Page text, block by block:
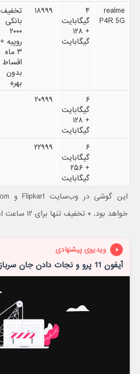
realme
P4R 5G
۴
گیگابایت
+ ۱۲۸
گیگابایت
۱۸۹۹۹
تخفیف
بانکی
۲۰۰۰
روپیه +
۳ ماه
اقساط
بدون
بهره
۶
گیگابایت
+ ۱۲۸
گیگابایت
۲۰۹۹۹
۶
گیگابایت
+ ۲۵۶
گیگابایت
۲۲۹۹۹
خواهد بود. * تخفیف تنها برای ۱۲ ساعت اعتبار دارد.
ویدیوی پیشنهادی
آیفون 11 پرو و نجات دادن جان سرباز اوکراینی